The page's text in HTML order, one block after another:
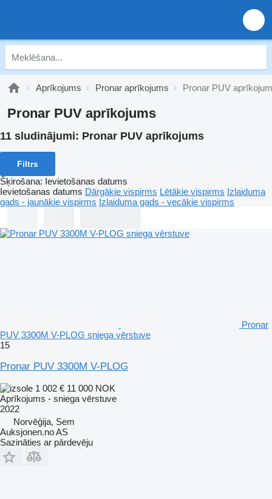
Aprīkojums Pronar aprīkojums Pronar PUV
Pronar PUV aprīkojums
11 sludinājumi: Pronar PUV aprīkojums
Filtrs
Šķirošana: Ievietošanas datums
Ievietošanas datums Dārgākie vispirms Lētākie vispirms Izlaiduma
gads - jaunākie vispirms Izlaiduma gads - vecākie vispirms
Pronar
PUV 3300M V-PLOG sniega vērstuve
15
Pronar PUV 3300M V-PLOG
1 002 € 11 000 NOK
Aprīkojums - sniega vērstuve
2022
Norvēģija, Sem
Auksjonen.no AS
Sazināties ar pārdevēju